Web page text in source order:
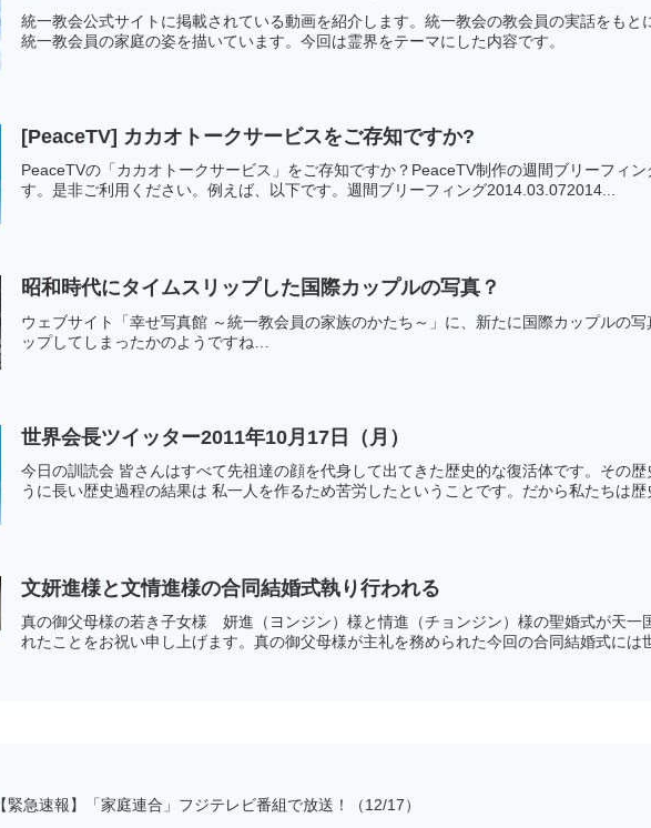
統一教会公式サイトに掲載されている動画を紹介します。統一教会の教会員の実話をも
統一教会員の家庭の姿を描いています。今回は霊界をテーマにした内容です。
[PeaceTV] カカオトークサービスをご存知ですか?
PeaceTVの「カカオトークサービス」をご存知ですか？PeaceTV制作の週間ブリーフィ
す。是非ご利用ください。例えば、以下です。週間ブリーフィング2014.03.072014...
昭和時代にタイムスリップした国際カップルの写真？
ウェブサイト「幸せ写真館 ～統一教会員の家族のかたち～」に、新たに国際カップルの
ップしてしまったかのようですね…
世界会長ツイッター2011年10月17日（月）
今日の訓読会 皆さんはすべて先祖達の顔を代身して出てきた歴史的な復活体です。その
うに長い歴史過程の結果は 私一人を作るため苦労したということです。だから私たちは歴
文妍進様と文情進様の合同結婚式執り行われる
真の御父母様の若き子女様 妍進（ヨンジン）様と情進（チョンジン）様の聖婚式が天
れたことをお祝い申し上げます。真の御父母様が主礼を務められた今回の合同結婚式には
【緊急速報】「家庭連合」フジテレビ番組で放送！（12/17）